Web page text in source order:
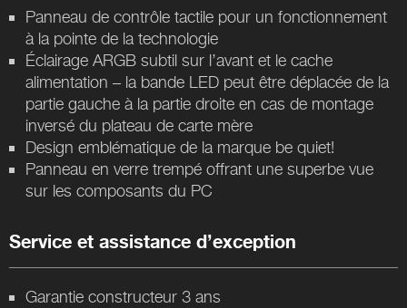
Panneau de contrôle tactile pour un fonctionnement
à la pointe de la technologie
Éclairage ARGB subtil sur l’avant et le cache
alimentation – la bande LED peut être déplacée de la
partie gauche à la partie droite en cas de montage
inversé du plateau de carte mère
Design emblématique de la marque be quiet!
Panneau en verre trempé offrant une superbe vue
sur les composants du PC
Service et assistance d’exception
Garantie constructeur 3 ans